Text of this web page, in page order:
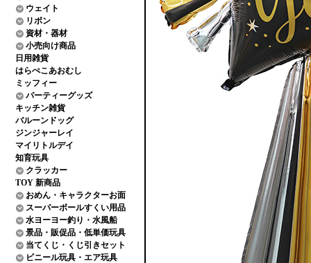
ウェイト
リボン
資材・器材
小売向け商品
日用雑貨
はらぺこあおむし
ミッフィー
パーティーグッズ
キッチン雑貨
バルーンドッグ
ジンジャーレイ
マイリトルデイ
知育玩具
クラッカー
TOY 新商品
おめん・キャラクターお面
スーパーボールすくい用品
水ヨーヨー釣り・水風船
景品・販促品・低単価玩具
当てくじ・くじ引きセット
ビニール玩具・エア玩具